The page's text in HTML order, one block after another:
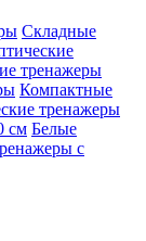
Складные
тренажеры
Компактные
тренажеры
см Белые
с